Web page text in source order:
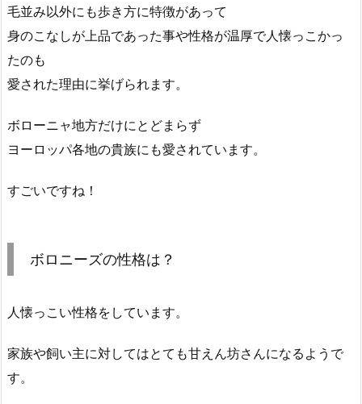
毛並み以外にも歩き方に特徴があって
身のこなしが上品であった事や性格が温厚で人懐っこかっ
たのも
愛された理由に挙げられます。
ボローニャ地方だけにとどまらず
ヨーロッパ各地の貴族にも愛されています。
すごいですね！
ボロニーズの性格は？
人懐っこい性格をしています。
家族や飼い主に対してはとても甘えん坊さんになるようで
す。